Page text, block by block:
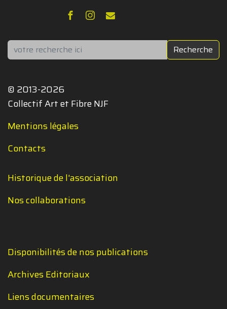
Rechercher Recherche
© 2013-2026
Collectif Art et Fibre NJF
Mentions légales
Contacts
Historique de l'association
Nos collaborations
Disponibilités de nos publications
Archives Editoriaux
Liens documentaires